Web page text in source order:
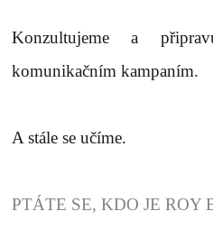
Konzultujeme a
komunikačním kampaním.
A stále se učíme.
PTÁTE SE, KDO JE ROY